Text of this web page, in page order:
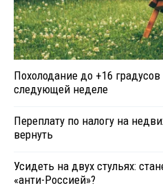
Похолодание до +16
следующей неделе
Переплату по налогу на
вернуть
Усидеть на двух стульях:
«анти-Россией»?